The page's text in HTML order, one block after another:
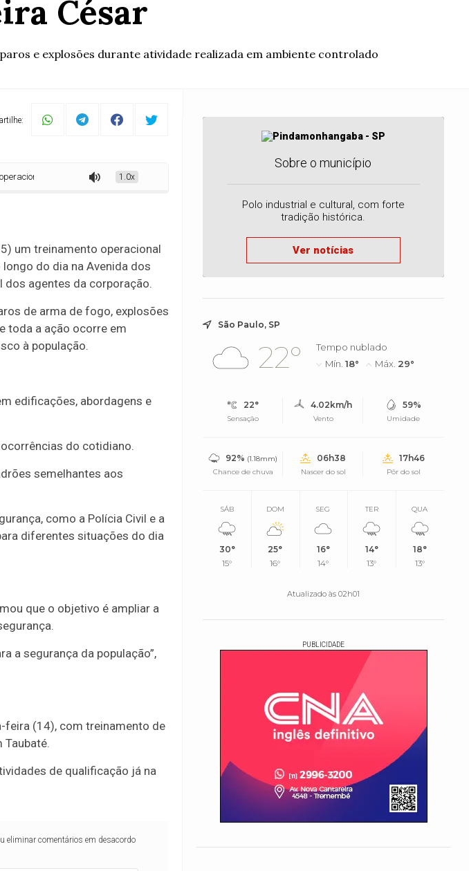
César
e explosões durante atividade realizada em ambiente controlado
da Polícia Civil em Moreira César
1.0x
um treinamento operacional
do dia na Avenida dos
dos agentes da corporação.
de arma de fogo, explosões
toda a ação ocorre em
à população.
edificações, abordagens e
do cotidiano.
semelhantes aos
como a Polícia Civil e a
diferentes situações do dia
que o objetivo é ampliar a
a segurança da população”,
feira (14), com treinamento de
Taubaté.
de qualificação já na
eliminar comentários em desacordo
Sobre o município
Polo industrial e cultural, com forte
tradição histórica.
Ver notícias
São Paulo, SP
22°
Tempo nublado
Mín.18° Máx. 29°
22°
Sensação
4.02km/h
Vento
59%
Umidade
92% (1.18mm)
Chance de chuva
06h38
Nascer do sol
17h46
Pôr do sol
SÁB
30°
15°
DOM
25°
16°
SEG
16°
14°
TER
14°
13°
QUA
18°
13°
Atualizado às 02h01
PUBLICIDADE